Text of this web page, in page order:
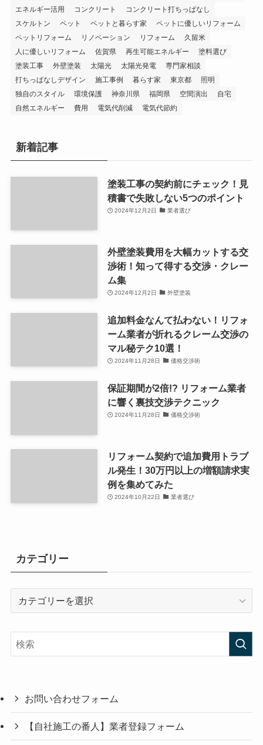
エネルギー活用
コンクリート
コンクリート打ちっぱなし
スケルトン
ペット ペットと暮らす家
ペットに優しいリフォーム
ペットリフォーム
リノベーション リフォーム
久留米
人に優しいリフォーム
佐賀県 再生可能エネルギー
塗料選び
塗装工事
外壁塗装 太陽光 太陽光発電
専門家相談
打ちっぱなしデザイン
施工事例 暮らす家 東京都
照明
独自のスタイル
環境保護 神奈川県 福岡県 空間演出
自宅
自然エネルギー
費用 電気代削減 電気代節約
新着記事
塗装工事の契約前にチェック！見
積書で失敗しない5つのポイント
2024年12月2日 業者選び
外壁塗装費用を大幅カットする交
渉術！知って得する交渉・クレー
ム集
2024年12月2日 外壁塗装
追加料金なんて払わない！リフォ
ーム業者が折れるクレーム交渉の
マル秘テク10選！
2024年11月28日 価格交渉術
保証期間が2倍!? リフォーム業者
に響く裏技交渉テクニック
2024年11月28日 価格交渉術
リフォーム契約で追加費用トラブ
ル発生！30万円以上の増額請求実
例を集めてみた
2024年10月22日 業者選び
カテゴリー
リ
ー
お問い合わせフォーム
【自社施工の番人】業者登録フォーム